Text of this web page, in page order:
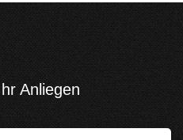
Anliegen